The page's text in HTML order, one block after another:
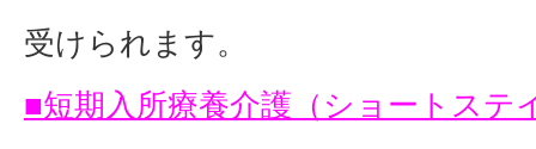
受けられます。
■短期入所療養介護（ショートステ